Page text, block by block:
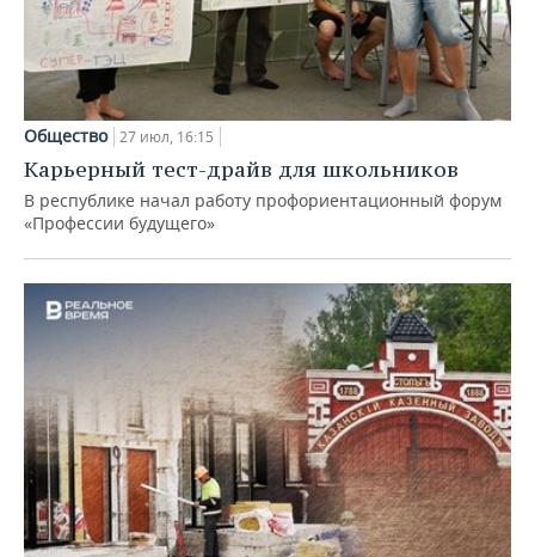
Общество 27 июл, 16:15
Карьерный тест-драйв для школьников
В республике начал работу профориентационный форум
«Профессии будущего»